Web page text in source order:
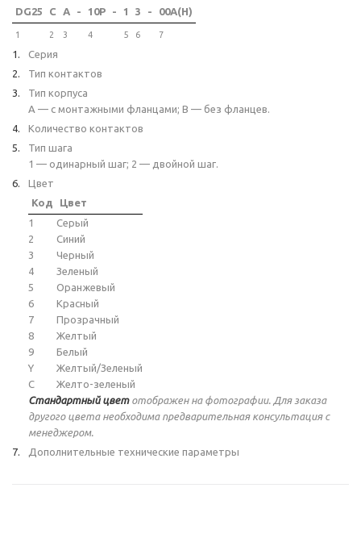
DG25 C A - 10P - 1 3 - 00A(H)
1 2 3 4 5 6 7
Серия
Тип контактов
Тип корпуса
A — с монтажными фланцами; B — без фланцев.
Количество контактов
Тип шага
1 — одинарный шаг; 2 — двойной шаг.
Цвет
Код
Цвет
1
Серый
2
Синий
3
Черный
4
Зеленый
5
Оранжевый
6
Красный
7
Прозрачный
8
Желтый
9
Белый
Y
Желтый/Зеленый
C
Желто-зеленый
Стандартный цветотображен на фотографии. Для заказа
другого цвета необходима предварительная консультация с
менеджером.
Дополнительные технические параметры